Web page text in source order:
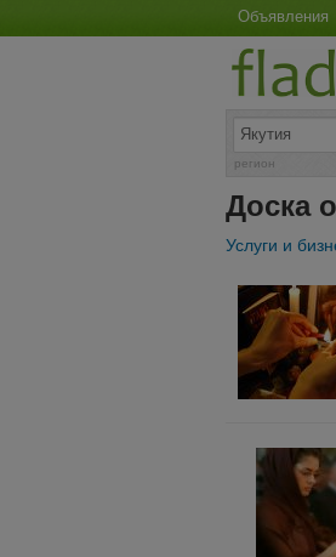
Объявления
регион
Доска
Услуги и